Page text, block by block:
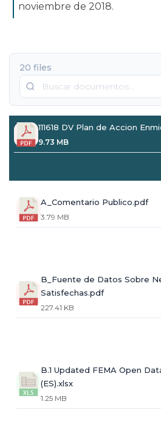
noviembre de 2018.
20 files
111618 DV Plan de Accion
9.73 MB
A_Comentario Publico.pdf
3.79 MB
B_Fuente de Datos Sobre
Satisfechas.pdf
227.41 KB
B.1 Updated FEMA Open
(ES).xlsx
1.25 MB